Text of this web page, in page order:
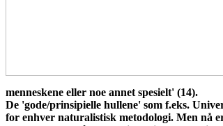
menneskene eller noe annet spesielt' (14).
De 'gode/prinsipielle hullene' som f.eks.
for enhver naturalistisk metodologi. Men nå